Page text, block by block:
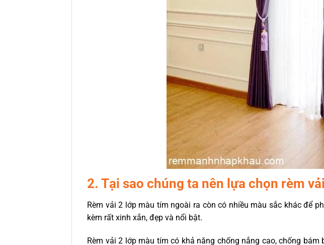
2. Tại sao chúng ta nên lựa chọn rèm
Rèm vải 2 lớp màu tím ngoài ra còn có nhiều màu sắc khác để
kèm rất xinh xắn, đẹp và nổi bật.
Rèm vải 2 lớp màu tím có khả năng chống nắng cao, chống